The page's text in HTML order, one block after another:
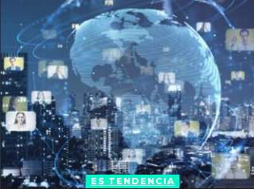
ES TENDENCIA